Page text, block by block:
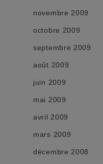
novembre 2009
octobre 2009
septembre 2009
août 2009
juin 2009
mai 2009
avril 2009
mars 2009
décembre 2008